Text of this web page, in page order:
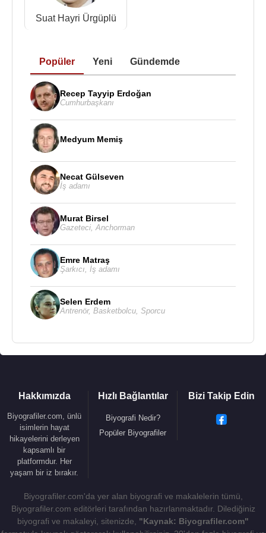
görevinden ayrıldı.
Ekim 1979'daki ara seçimlerden sonra Cumhuriyet
görev süresi dolan Cumhurbaşkanı
vekalet etti.
görevi sona erdi. 5 yıllık siyaset yasağı verildi.
1983yılında
kuruluşunda rol oynadı. Büyük Türkiye Partisi'nin
Milli Güvenlik Konseyi kararıyla kapatılmasının
ardından bazı eski AP'li ve Cumhuriyet Halk Partisi
üyesi politikacılarla beraber 1 Haziran 1983-30
gözetim altında tutuldu. 6 Eylül 1987'de yapılan
referandum sonunda siyaset yasağı kalktı, ancak
Kasım1990'da aktif siyasetten ayrıldığını açıkladı.
İhsan Sabri Çağlayangil
Zincirlikuyu Mezarlığı'na defnedilmiştir.
İhsan Sabri Çağlayangil, evli idi, bir kızı vardır.
Kitapları:
Kaynak:Biyografiler.com
Suat Hayri Ürgüplü
Popüler Yeni Gündemde
Recep Tayyip Erdoğan
Cumhurbaşkanı
Medyum Memiş
Necat Gülseven
İş adamı
Murat Birsel
Gazeteci Anchorman
Emre Matraş
Şarkıcı İş adamı
Selen Erdem
Antrenör, Basketbolcu Sporcu
Hakkımızda
Biyografiler.com, ünlü
isimlerin hayat
hikayelerini derleyen
kapsamlı bir
platformdur. Her
yaşam bir iz bırakır.
Hızlı Bağlantılar
Biyografi Nedir?
Popüler Biyografiler
Bizi Takip Edin
Biyografiler.com'da yer alan biyografi ve makalelerin tümü,
Biyografiler.com editörleri tarafından hazırlanmaktadır. Dilediğiniz
biyografi ve makaleyi, sitenizde, "Kaynak: Biyografiler.com"